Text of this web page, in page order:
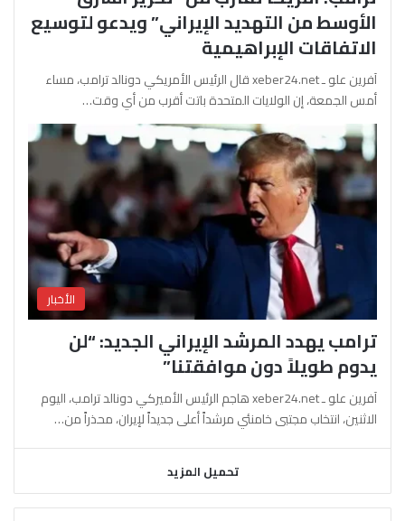
الأوسط من التهديد الإيراني” ويدعو لتوسيع
الاتفاقات الإبراهيمية
آفرين علو ـ xeber24.net قال الرئيس الأمريكي دونالد ترامب، مساء
أمس الجمعة، إن الولايات المتحدة باتت أقرب من أي وقت…
الأخبار
ترامب يهدد المرشد الإيراني الجديد: “لن
يدوم طويلاً دون موافقتنا”
آفرين علو ـ xeber24.net هاجم الرئيس الأميركي دونالد ترامب، اليوم
الاثنين، انتخاب مجتبى خامنئي مرشداً أعلى جديداً لإيران، محذراً من…
تحميل المزيد